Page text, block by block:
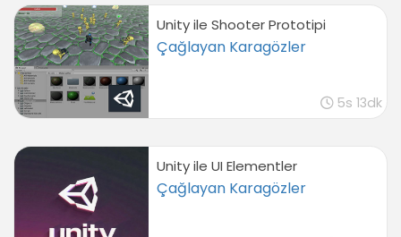
Unity ile Shooter Prototipi
Çağlayan Karagözler
5s 13dk
Unity ile UI Elementler
Çağlayan Karagözler